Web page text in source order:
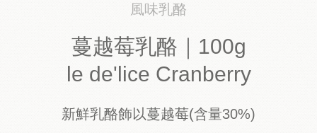
風味乳酪
蔓越莓乳酪｜100g
le de'lice Cranberry
新鮮乳酪飾以蔓越莓(含量30%)